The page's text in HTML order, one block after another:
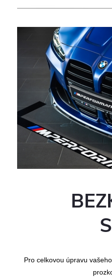
Pro celkovou úpravu